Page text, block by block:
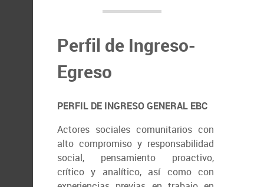
Perfil de Ingreso-
Egreso
PERFIL DE INGRESO GENERAL EBC
Actores sociales comunitarios con
alto compromiso y responsabilidad
social, pensamiento proactivo,
crítico y analítico, así como con